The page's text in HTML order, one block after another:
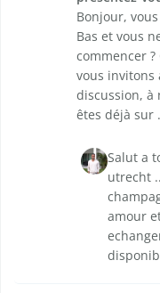
Bonjour,
Bas et vous
commencer ?
vous invitons
discussion, à
êtes déjà sur
Salut a
utrecht
amour